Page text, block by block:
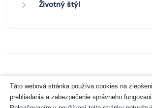
Životný štýl
Zásady ochrany osobných
Copyright 2026 © Pharco
Táto webová stránka používa cookies na
prehliadania a zabezpečenie správneho